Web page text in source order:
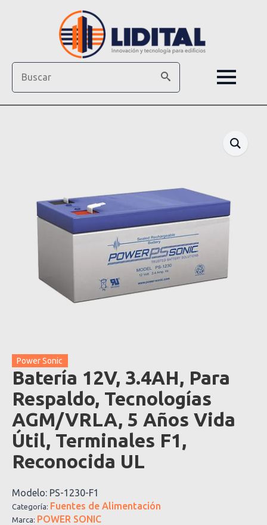
Power Sonic
Batería 12V, 3.4AH, Para
Respaldo, Tecnologías
AGM/VRLA, 5 Años Vida
Útil, Terminales F1,
Reconocida UL
Modelo: PS-1230-F1
Categoría: Fuentes de Alimentación
Marca: POWER SONIC